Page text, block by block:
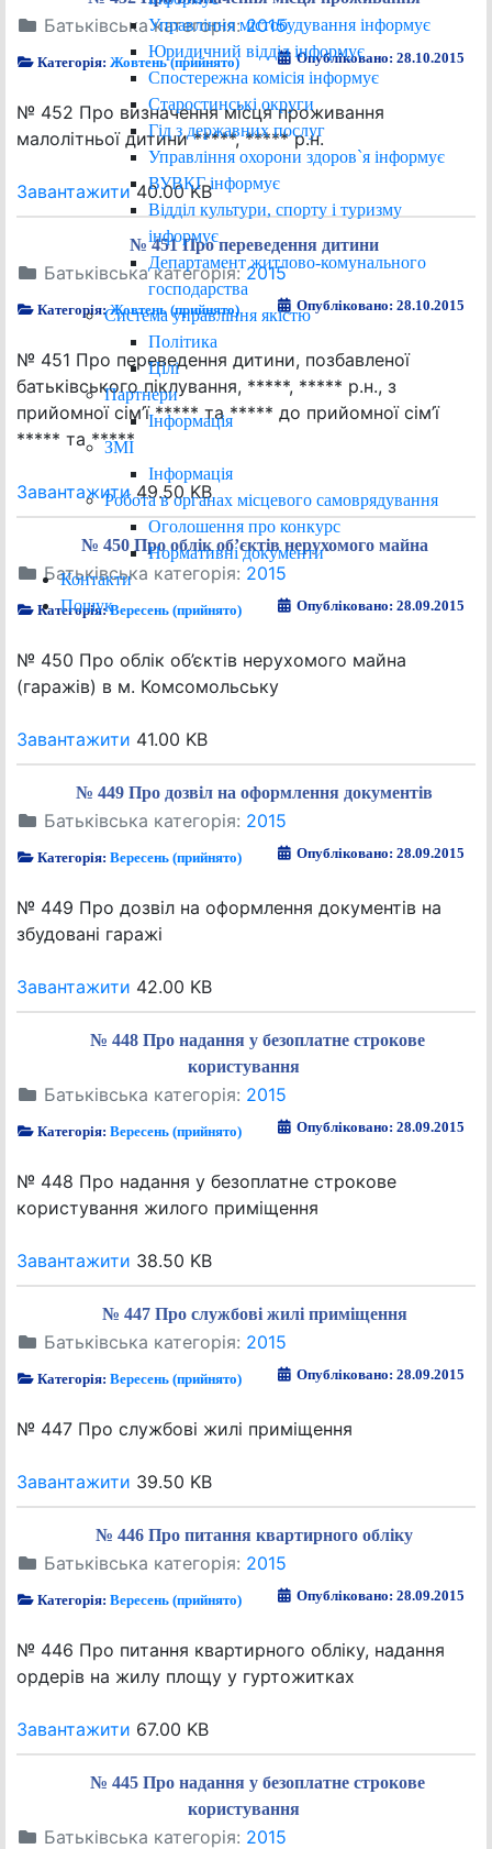
Управління містобудування інформує
Юридичний відділ інформує
Спостережна комісія інформує
Старостинські округи
Гід з державних послуг
Управління охорони здоров`я інформує
ВУВКГ інформує
Відділ культури, спорту і туризму
інформує
Департамент житлово-комунального
господарства
Система управління якістю
Політика
Цілі
Партнери
Інформація
ЗМІ
Інформація
Робота в органах місцевого самоврядування
Оголошення про конкурс
Нормативні документи
Контакти
Пошук
Батьківська категорія:2015
Категорія:Жовтень (прийнято) Опубліковано: 28.10.2015
№ 452 Про визначення місця проживання
малолітньої дитини *****, ***** р.н.
Завантажити40.00 KB
№ 451 Про переведення дитини
Батьківська категорія:2015
Категорія:Жовтень (прийнято) Опубліковано: 28.10.2015
№ 451 Про переведення дитини, позбавленої
батьківського піклування, *****, ***** р.н., з
прийомної сім’ї ***** та ***** до прийомної сім’ї
***** та *****
Завантажити49.50 KB
№ 450 Про облік об’єктів нерухомого майна
Батьківська категорія: 2015
Категорія:Вересень (прийнято) Опубліковано: 28.09.2015
№ 450 Про облік об’єктів нерухомого майна
(гаражів) в м. Комсомольську
Завантажити 41.00 KB
№ 449 Про дозвіл на оформлення документів
Батьківська категорія: 2015
Категорія:Вересень (прийнято) Опубліковано: 28.09.2015
№ 449 Про дозвіл на оформлення документів на
збудовані гаражі
Завантажити 42.00 KB
№ 448 Про надання у безоплатне строкове
користування
Батьківська категорія: 2015
Категорія:Вересень (прийнято) Опубліковано: 28.09.2015
№ 448 Про надання у безоплатне строкове
користування жилого приміщення
Завантажити 38.50 KB
№ 447 Про службові жилі приміщення
Батьківська категорія: 2015
Категорія:Вересень (прийнято) Опубліковано: 28.09.2015
№ 447 Про службові жилі приміщення
Завантажити 39.50 KB
№ 446 Про питання квартирного обліку
Батьківська категорія: 2015
Категорія:Вересень (прийнято) Опубліковано: 28.09.2015
№ 446 Про питання квартирного обліку, надання
ордерів на жилу площу у гуртожитках
Завантажити 67.00 KB
№ 445 Про надання у безоплатне строкове
користування
Батьківська категорія: 2015